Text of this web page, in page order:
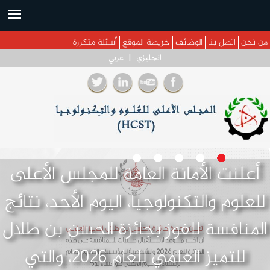
من نحن اتصل بنا الوظائف خريطة الموقع أسئلة متكررة
انجليزي عربي
أعلنت الأمانة العامة للمجلس الأعلى
للعلوم والتكنولوجيا، اليوم الأحد، نتائج
المنافسة للفوز بجائزة الحسن بن طلال
للتميز العلمي للعام 2026، والتي